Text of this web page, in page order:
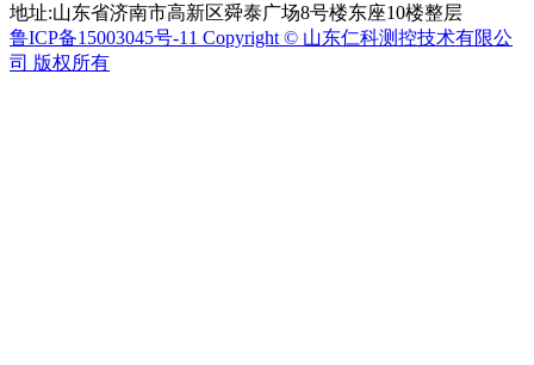
地址:山东省济南市高新区舜泰广场8号楼东座10楼整层
鲁ICP备15003045号-11 Copyright © 山东仁科测控技术有限公
司 版权所有